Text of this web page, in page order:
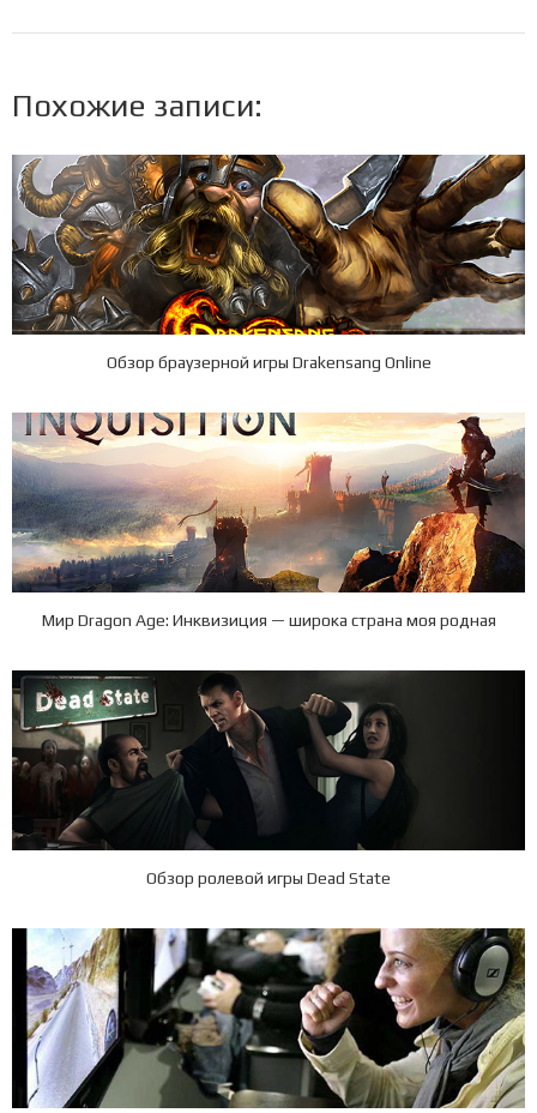
Похожие записи:
Обзор браузерной игры Drakensang Online
Мир Dragon Age: Инквизиция — широка страна моя родная
Обзор ролевой игры Dead State